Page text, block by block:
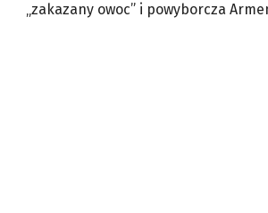
„zakazany owoc” i powyborcza